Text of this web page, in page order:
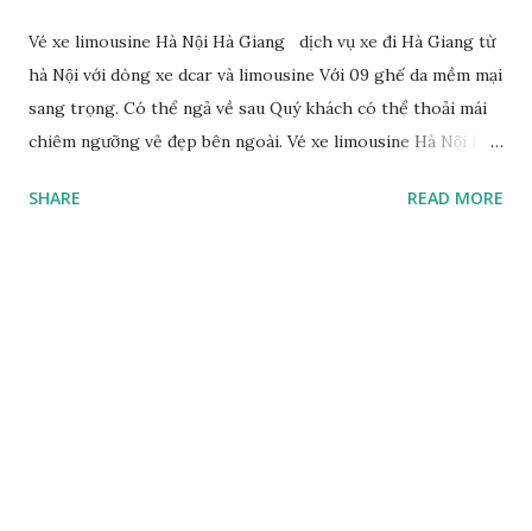
Vé xe limousine Hà Nội Hà Giang dịch vụ xe đi Hà Giang từ
hà Nội với dòng xe dcar và limousine Với 09 ghế da mềm mại
sang trọng. Có thể ngả về sau Quý khách có thể thoải mái
chiêm ngưỡng vẻ đẹp bên ngoài. Vé xe limousine Hà Nội Hà
độ cao Cổng USB sạc khỏi lo hết pin ngang trừng Dàn loa
SHARE READ MORE